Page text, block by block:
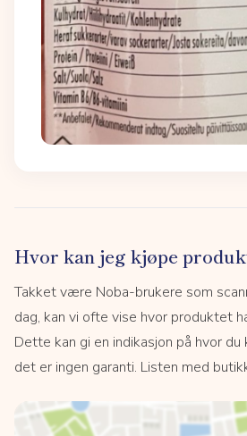
Hvor kan jeg kjøpe
Takket være Noba-brukere som
dag, kan vi ofte vise hvor produktet
Dette kan gi en indikasjon på hvor du
det er ingen garanti. Listen med